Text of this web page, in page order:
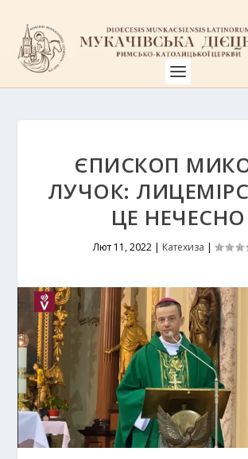
ЄПИСКОП
ЛУЧОК:
ЦЕ НЕЧЕСНО
Лют 11, 2022| Катехиза |